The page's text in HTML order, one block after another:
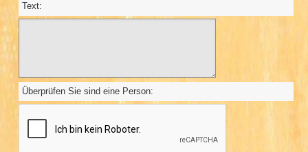
Text:
Überprüfen Sie sind eine Person: